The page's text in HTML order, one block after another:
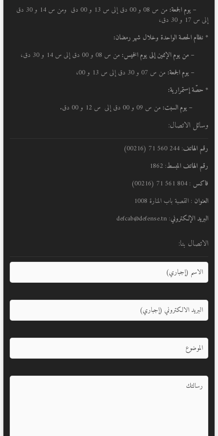
– يوم الجمعة:
من س 08 و 00 دق إلى س 13 و 00 دق ومن س 14 و 30 دق
إلى س 17 و 30 دق،
* نظام الحصة الواحدة وخلال شهر رمضان:
– من يوم الإثنين إلى يوم الخميس: من س 08 و 00 دق إلى س 14 و 30 دق،
– يوم الجمعة: من س 07 و 30 دق إلى س 13 و 00،
* حصّة إستمرارية:
– يوم السبت: من س 09 و 00 دق إلى س 12 و 00 دق.
وسائل الاتصال:
رقم الهاتف: 244 560 71 (00216)
رقم الهاتف المبسط: 1862
فاكس : 804 561 71 (00216)
العنوان : القصبة باب المنارة 1008
البريد الإلكتروني: defcab@defense.tn
الاتصال بنا: